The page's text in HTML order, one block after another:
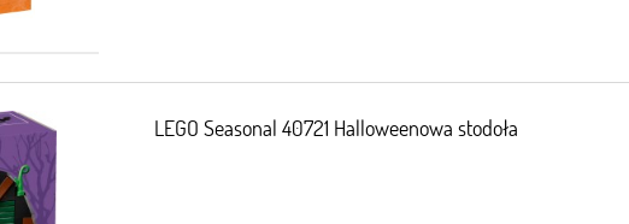
LEGO Seasonal 40721 Halloweenowa stodoła